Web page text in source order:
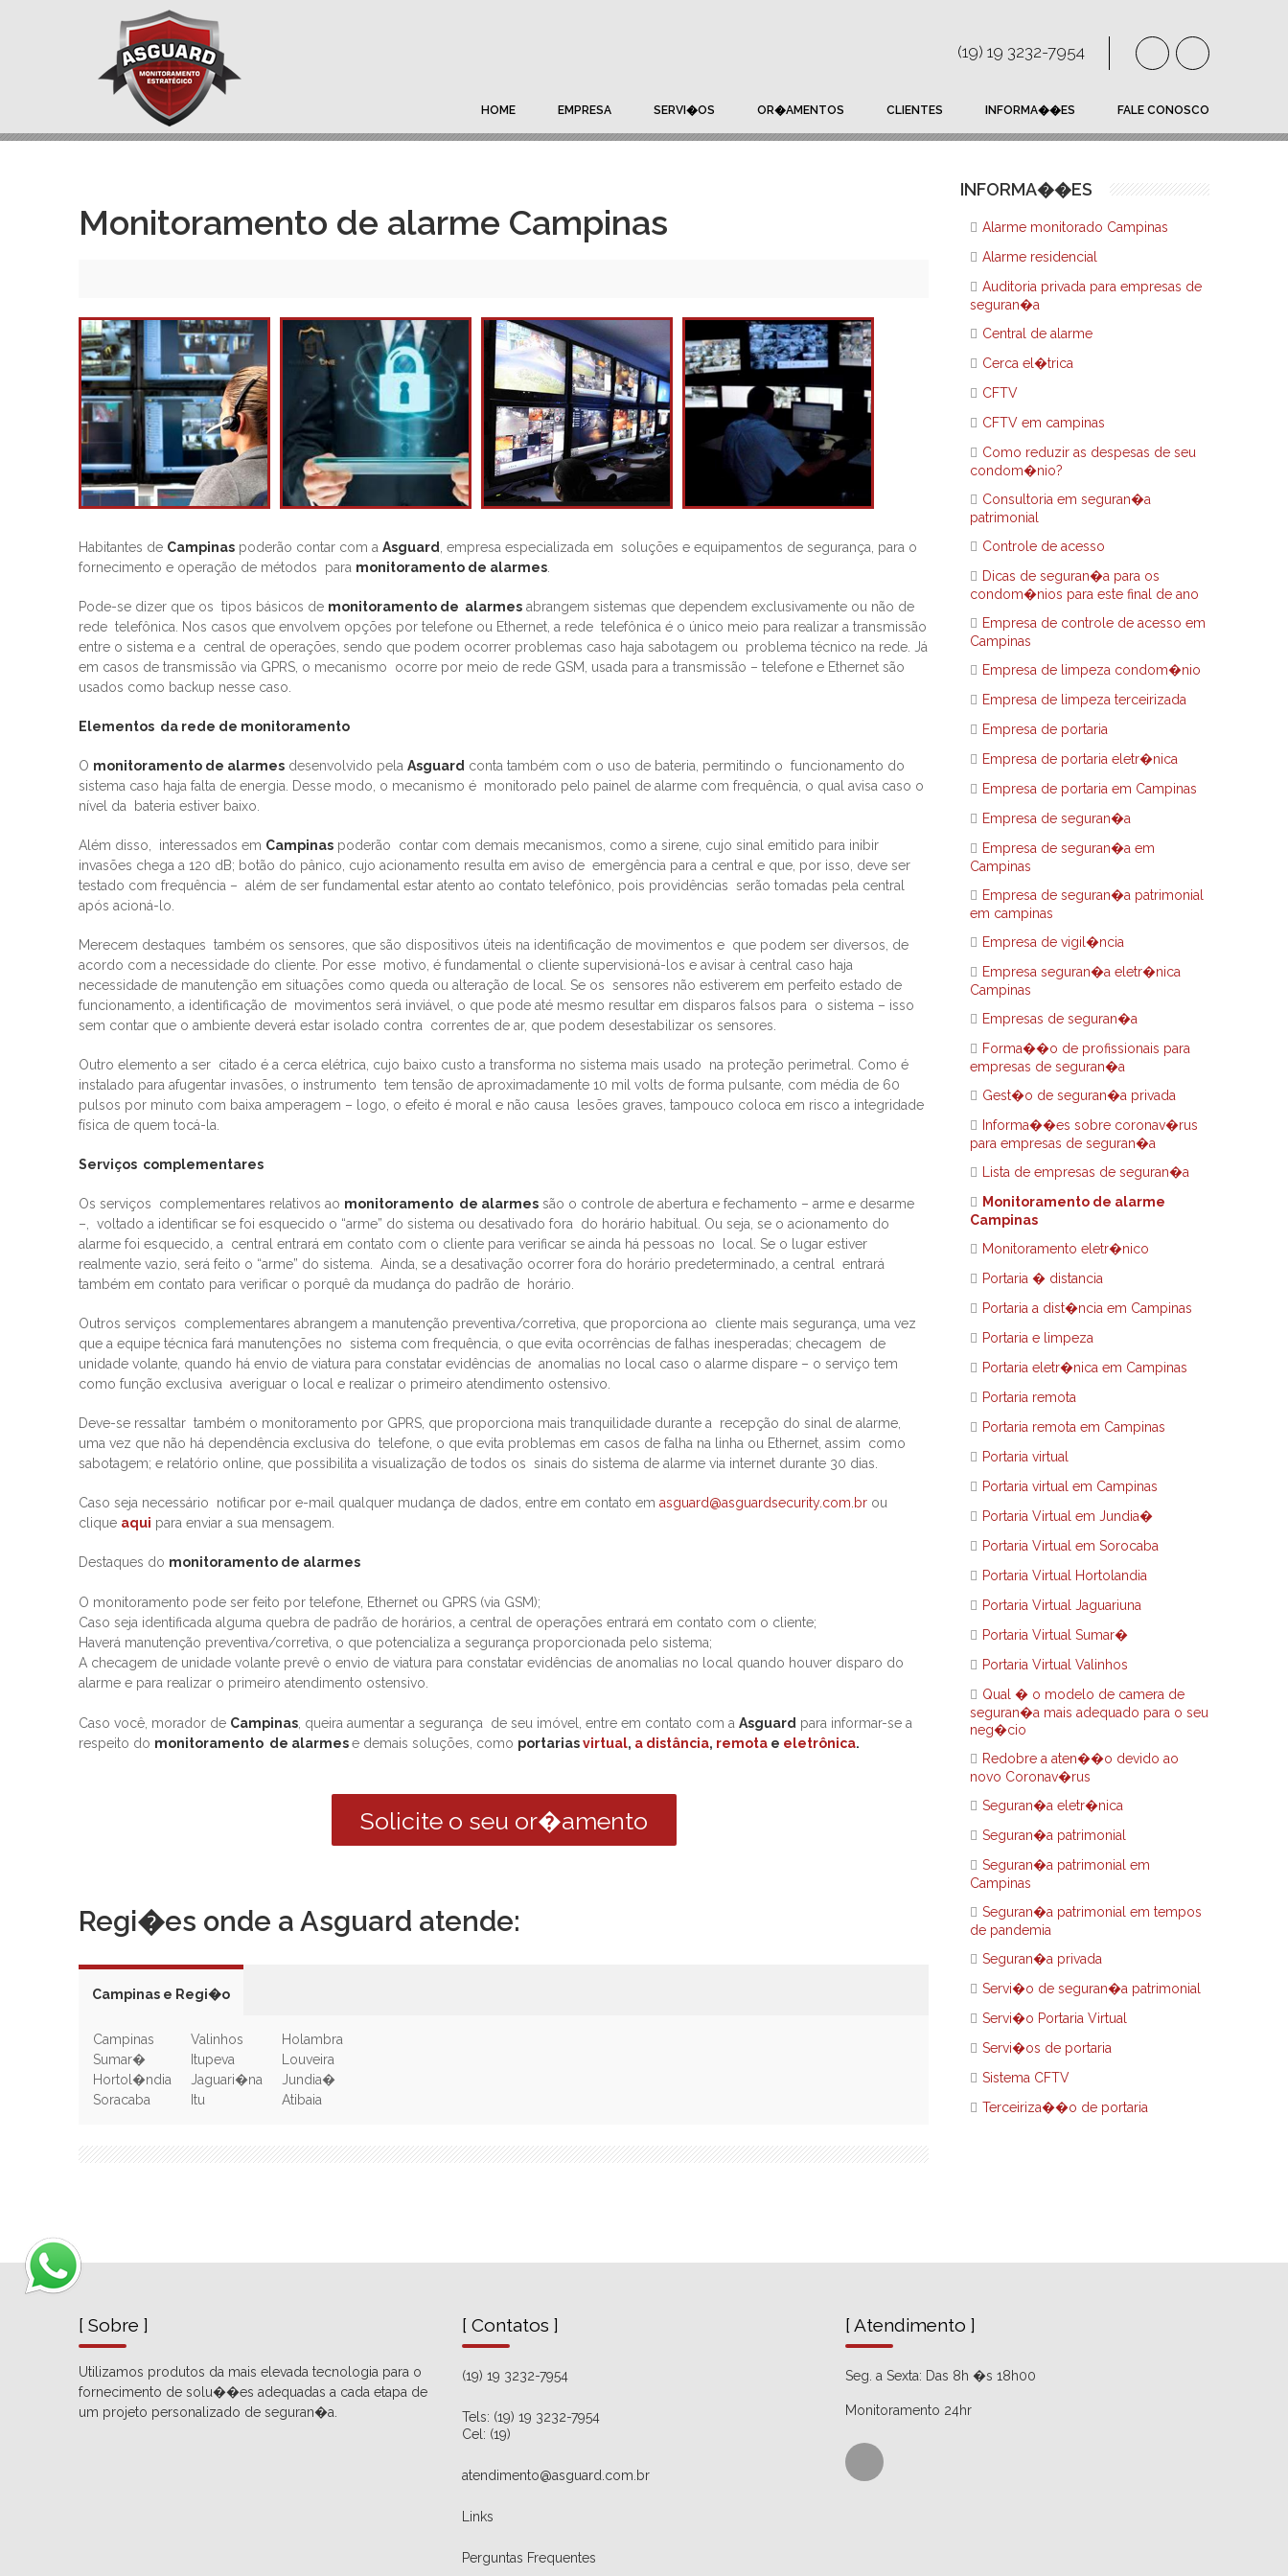
(19) 19 3232-7954
HOME EMPRESA SERVI�OS OR�AMENTOS CLIENTES INFORMA��ES FALE CONOSCO
Monitoramento de alarme Campinas
Habitantes de Campinas poderão contar com a Asguard
, empresa especializada em soluções e equipamentos de segurança, para o
fornecimento e operação de métodos para monitoramento de alarmes
Pode-se dizer que os tipos básicos de monitoramento de alarmes abrangem sistemas que dependem exclusivamente ou não de
rede telefônica. Nos casos que envolvem opções por telefone ou Ethernet, a rede telefônica é o único meio para realizar a transmissão
entre o sistema e a central de operações, sendo que podem ocorrer problemas caso haja sabotagem ou problema técnico na rede. Já
em casos de transmissão via GPRS, o mecanismo ocorre por meio de rede GSM, usada para a transmissão – telefone e Ethernet são
usados como backup nesse caso.
Elementos da rede de monitoramento
O monitoramento de alarmes desenvolvido pela Asguard conta também com o uso de bateria, permitindo o funcionamento do
sistema caso haja falta de energia. Desse modo, o mecanismo é monitorado pelo painel de alarme com frequência, o qual avisa caso o
nível da bateria estiver baixo.
Além disso, interessados em Campinas poderão contar com demais mecanismos, como a sirene, cujo sinal emitido para inibir
invasões chega a 120 dB; botão do pânico, cujo acionamento resulta em aviso de emergência para a central e que, por isso, deve ser
testado com frequência – além de ser fundamental estar atento ao contato telefônico, pois providências serão tomadas pela central
após acioná-lo.
Merecem destaques também os sensores, que são dispositivos úteis na identificação de movimentos e que podem ser diversos, de
acordo com a necessidade do cliente. Por esse motivo, é fundamental o cliente supervisioná-los e avisar à central caso haja
necessidade de manutenção em situações como queda ou alteração de local. Se os sensores não estiverem em perfeito estado de
funcionamento, a identificação de movimentos será inviável, o que pode até mesmo resultar em disparos falsos para o sistema – isso
sem contar que o ambiente deverá estar isolado contra correntes de ar, que podem desestabilizar os sensores.
Outro elemento a ser citado é a cerca elétrica, cujo baixo custo a transforma no sistema mais usado na proteção perimetral. Como é
instalado para afugentar invasões, o instrumento tem tensão de aproximadamente 10 mil volts de forma pulsante, com média de 60
pulsos por minuto com baixa amperagem – logo, o efeito é moral e não causa lesões graves, tampouco coloca em risco a integridade
física de quem tocá-la.
Serviços complementares
Os serviços complementares relativos ao monitoramento de alarmes são o controle de abertura e fechamento – arme e desarme
–, voltado a identificar se foi esquecido o “arme” do sistema ou desativado fora do horário habitual. Ou seja, se o acionamento do
alarme foi esquecido, a central entrará em contato com o cliente para verificar se ainda há pessoas no local. Se o lugar estiver
realmente vazio, será feito o “arme” do sistema. Ainda, se a desativação ocorrer fora do horário predeterminado, a central entrará
também em contato para verificar o porquê da mudança do padrão de horário.
Outros serviços complementares abrangem a manutenção preventiva/corretiva, que proporciona ao cliente mais segurança, uma vez
que a equipe técnica fará manutenções no sistema com frequência, o que evita ocorrências de falhas inesperadas; checagem de
unidade volante, quando há envio de viatura para constatar evidências de anomalias no local caso o alarme dispare – o serviço tem
como função exclusiva averiguar o local e realizar o primeiro atendimento ostensivo.
Deve-se ressaltar também o monitoramento por GPRS, que proporciona mais tranquilidade durante a recepção do sinal de alarme,
uma vez que não há dependência exclusiva do telefone, o que evita problemas em casos de falha na linha ou Ethernet, assim como
sabotagem; e relatório online, que possibilita a visualização de todos os sinais do sistema de alarme via internet durante 30 dias.
Caso seja necessário notificar por e-mail qualquer mudança de dados, entre em contato em asguard@asguardsecurity.com.br ou
clique aqui para enviar a sua mensagem.
Destaques do monitoramento de alarmes
O monitoramento pode ser feito por telefone, Ethernet ou GPRS (via GSM);
Caso seja identificada alguma quebra de padrão de horários, a central de operações entrará em contato com o cliente;
Haverá manutenção preventiva/corretiva, o que potencializa a segurança proporcionada pelo sistema;
A checagem de unidade volante prevê o envio de viatura para constatar evidências de anomalias no local quando houver disparo do
alarme e para realizar o primeiro atendimento ostensivo.
Caso você, morador de Campinas , queira aumentar a segurança de seu imóvel, entre em contato com a Asguard para informar-se a
respeito do monitoramento de alarmese demais soluções, como portariasvirtual, a distância, remota e eletrônica.
Solicite o seu or�amento
Regi�es onde a Asguard atende:
Campinas e Regi�o
Campinas
Sumar�
Hortol�ndia
Soracaba
Valinhos
Itupeva
Jaguari�na
Itu
Holambra
Louveira
Jundia�
Atibaia
INFORMA��ES
Alarme monitorado Campinas
Alarme residencial
Auditoria privada para empresas de
seguran�a
Central de alarme
Cerca el�trica
CFTV
CFTV em campinas
Como reduzir as despesas de seu
condom�nio?
Consultoria em seguran�a
patrimonial
Controle de acesso
Dicas de seguran�a para os
condom�nios para este final de ano
Empresa de controle de acesso em
Campinas
Empresa de limpeza condom�nio
Empresa de limpeza terceirizada
Empresa de portaria
Empresa de portaria eletr�nica
Empresa de portaria em Campinas
Empresa de seguran�a
Empresa de seguran�a em
Campinas
Empresa de seguran�a patrimonial
em campinas
Empresa de vigil�ncia
Empresa seguran�a eletr�nica
Campinas
Empresas de seguran�a
Forma��o de profissionais para
empresas de seguran�a
Gest�o de seguran�a privada
Informa��es sobre coronav�rus
para empresas de seguran�a
Lista de empresas de seguran�a
Monitoramento de alarme
Campinas
Monitoramento eletr�nico
Portaria � distancia
Portaria a dist�ncia em Campinas
Portaria e limpeza
Portaria eletr�nica em Campinas
Portaria remota
Portaria remota em Campinas
Portaria virtual
Portaria virtual em Campinas
Portaria Virtual em Jundia�
Portaria Virtual em Sorocaba
Portaria Virtual Hortolandia
Portaria Virtual Jaguariuna
Portaria Virtual Sumar�
Portaria Virtual Valinhos
Qual � o modelo de camera de
seguran�a mais adequado para o seu
neg�cio
Redobre a aten��o devido ao
novo Coronav�rus
Seguran�a eletr�nica
Seguran�a patrimonial
Seguran�a patrimonial em
Campinas
Seguran�a patrimonial em tempos
de pandemia
Seguran�a privada
Servi�o de seguran�a patrimonial
Servi�o Portaria Virtual
Servi�os de portaria
Sistema CFTV
Terceiriza��o de portaria
[ Sobre ]
Utilizamos produtos da mais elevada tecnologia para o
fornecimento de solu��es adequadas a cada etapa de
um projeto personalizado de seguran�a.
[ Contatos ]
(19) 19 3232-7954
Tels: (19) 19 3232-7954
Cel: (19)
atendimento@asguard.com.br
Links
Perguntas Frequentes
[ Atendimento ]
Seg. a Sexta: Das 8h �s 18h00
Monitoramento 24hr